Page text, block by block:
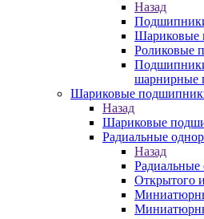
Назад
Шариковые
Роликовые
шарнирные
Шариковые
Назад
Шариковые
Радиальные
Назад
Радиальные
Открытого